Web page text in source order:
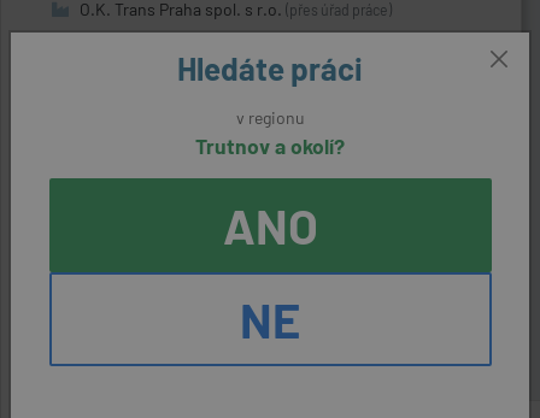
O.K. Trans Praha spol. s r.o. (přes úřad práce)
Zednické práce
aktivní nabídka
KRBY fa KOBR spol. s r. o.(přes úřad práce)
Hledáte práci
v regionu
Trutnov a okolí?
ANO
NE